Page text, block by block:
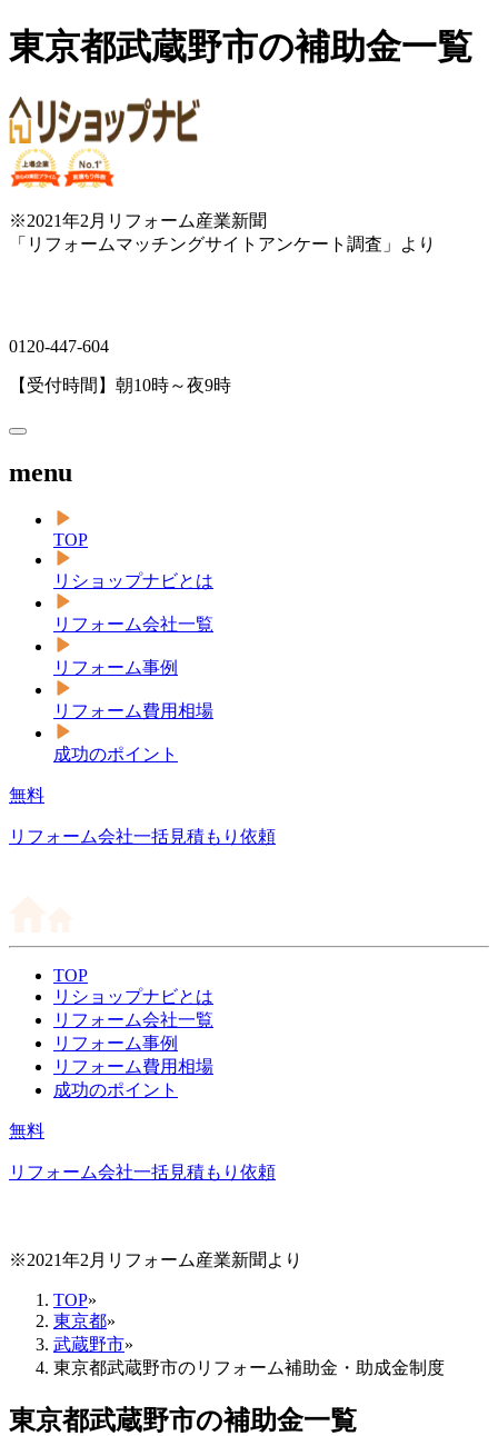
東京都武蔵野市の補助金一覧
※2021年2月リフォーム産業新聞
「リフォームマッチングサイトアンケート調査」より
0120-447-604
【受付時間】朝10時～夜9時
menu
TOP
リショップナビとは
リフォーム会社一覧
リフォーム事例
リフォーム費用相場
成功のポイント
無料
リフォーム会社一括見積もり依頼
TOP
リショップナビとは
リフォーム会社一覧
リフォーム事例
リフォーム費用相場
成功のポイント
無料
リフォーム会社一括見積もり依頼
※2021年2月リフォーム産業新聞より
TOP»
東京都»
武蔵野市»
東京都武蔵野市のリフォーム補助金・助成金制度
東京都武蔵野市の補助金一覧